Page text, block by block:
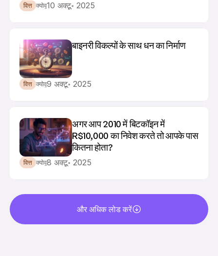
क्योवू10 अक्टू॰ 2025
वित्त
बाइनरी विकल्पों के साथ धन का निर्माण
क्योवू9 अक्टू॰ 2025
वित्त
अगर आप 2010 में बिटकॉइन में
R$10,000 का निवेश करते तो आपके पास
कितना होता?
क्योवू8 अक्टू॰ 2025
वित्त
और अधिक लोड करें